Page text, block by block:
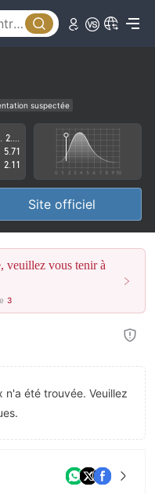
suspectée
Risque élevé potentiel
5.71
2.11
Site officiel
veuillez vous tenir à
3
été trouvée. Veuillez